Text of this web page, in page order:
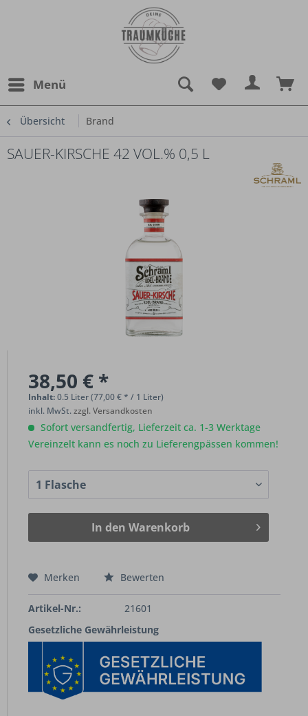
Menü
Übersicht Brand
SAUER-KIRSCHE 42 VOL.% 0,5 L
38,50 € *
Inhalt:0.5 Liter (77,00 € * / 1 Liter)
inkl. MwSt.zzgl. Versandkosten
Sofort versandfertig, Lieferzeit ca. 1-3 Werktage
Vereinzelt kann es noch zu Lieferengpässen kommen!
In den Warenkorb
Merken Bewerten
Artikel-Nr.:
21601
Gesetzliche Gewährleistung